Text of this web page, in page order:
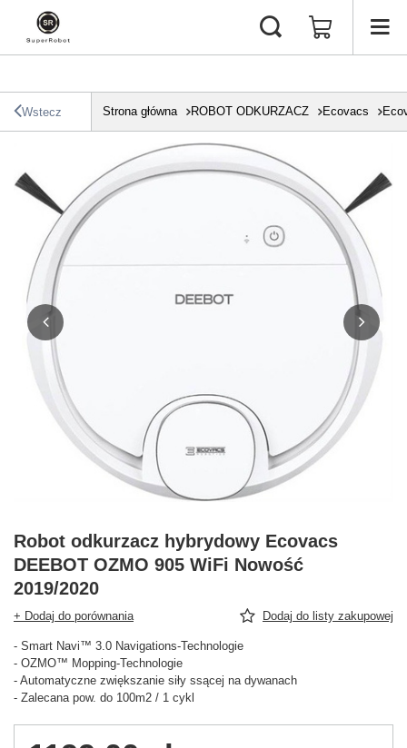
Wstecz Strona główna ROBOT ODKURZACZ Ecovacs
Robot odkurzacz hybrydowy Ecovacs
DEEBOT OZMO 905 WiFi Nowość
2019/2020
+ Dodaj do porównania Dodaj do listy zakupowej
- Smart Navi™ 3.0 Navigations-Technologie
- OZMO™ Mopping-Technologie
- Automatyczne zwiększanie siły ssącej na dywanach
- Zalecana pow. do 100m2 / 1 cykl